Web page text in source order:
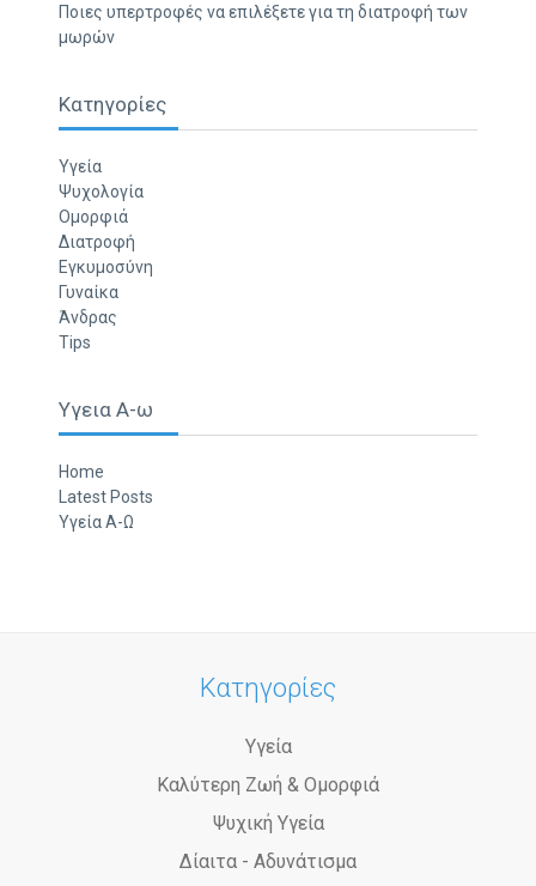
Ποιες υπερτροφές να επιλέξετε για τη διατροφή των
μωρών
Κατηγορίες
Υγεία
Ψυχολογία
Ομορφιά
Διατροφή
Εγκυμοσύνη
Γυναίκα
Άνδρας
Tips
Υγεια Α-ω
Home
Latest Posts
Υγεία Α-Ω
Κατηγορίες
Υγεία
Καλύτερη Ζωή & Ομορφιά
Ψυχική Υγεία
Δίαιτα - Αδυνάτισμα